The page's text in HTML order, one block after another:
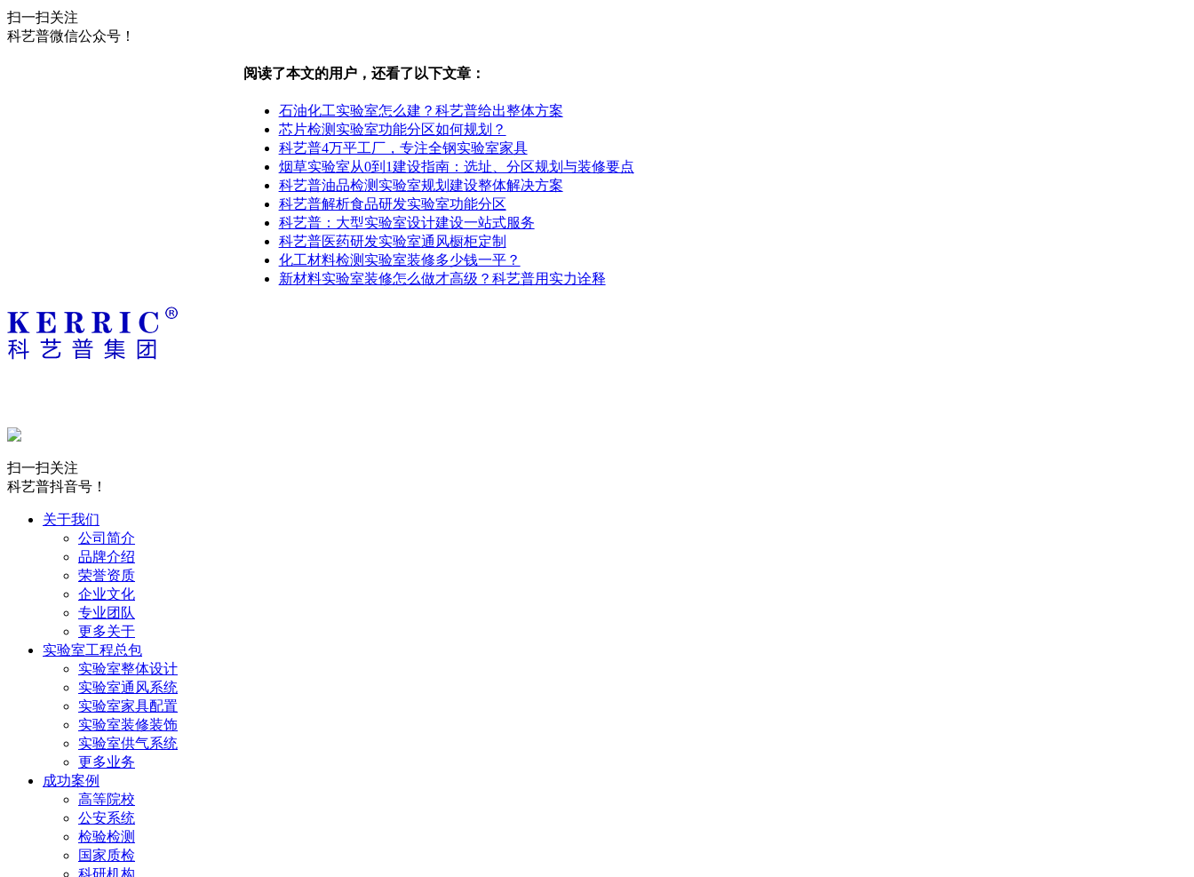
扫一扫关注
科艺普微信公众号！
阅读了本文的用户，还看了以下文章：
石油化工实验室怎么建？科艺普给出整体方案
芯片检测实验室功能分区如何规划？
科艺普4万平工厂，专注全钢实验室家具
烟草实验室从0到1建设指南：选址、分区规划与装修要点
科艺普油品检测实验室规划建设整体解决方案
科艺普解析食品研发实验室功能分区
科艺普：大型实验室设计建设一站式服务
科艺普医药研发实验室通风橱柜定制
化工材料检测实验室装修多少钱一平？
新材料实验室装修怎么做才高级？科艺普用实力诠释
扫一扫关注
科艺普抖音号！
关于我们
公司简介
品牌介绍
荣誉资质
企业文化
专业团队
更多关于
实验室工程总包
实验室整体设计
实验室通风系统
实验室家具配置
实验室装修装饰
实验室供气系统
更多业务
成功案例
高等院校
公安系统
检验检测
国家质检
科研机构